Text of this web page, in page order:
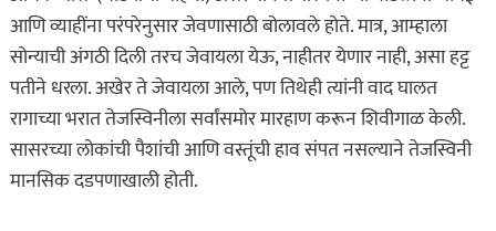
आणि व्याहींना परंपरेनुसार जेवणासाठी बोलावले होते. मात्र, आम्हाला
सोन्याची अंगठी दिली तरच जेवायला येऊ, नाहीतर येणार नाही, असा हट्ट
पतीने धरला. अखेर ते जेवायला आले, पण तिथेही त्यांनी वाद घालत
रागाच्या भरात तेजस्विनीला सर्वांसमोर मारहाण करून शिवीगाळ केली.
सासरच्या लोकांची पैशांची आणि वस्तूंची हाव संपत नसल्याने तेजस्विनी
मानसिक दडपणाखाली होती.